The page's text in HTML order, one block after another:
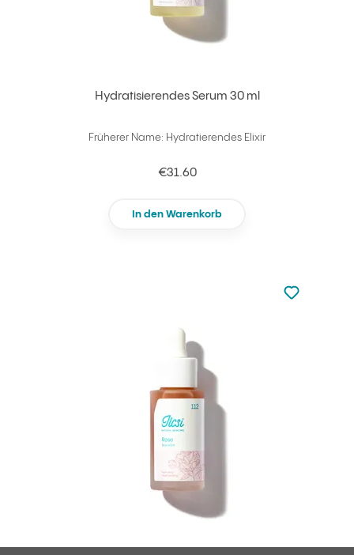
Hydratisierendes Serum 30 ml
Früherer Name: Hydratierendes Elixir
€31.60
In den Warenkorb
zu den
zu Ihren